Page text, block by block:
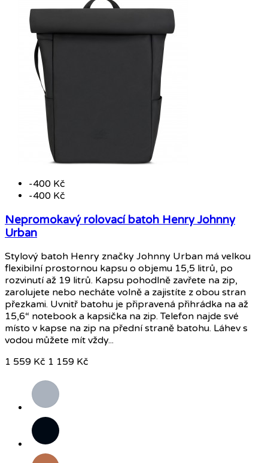
-400 Kč
-400 Kč
Nepromokavý rolovací batoh Henry Johnny
Urban
Stylový batoh Henry značky Johnny Urban má velkou
flexibilní prostornou kapsu o objemu 15,5 litrů, po
rozvinutí až 19 litrů. Kapsu pohodlně zavřete na zip,
zarolujete nebo necháte volně a zajistíte z obou stran
přezkami. Uvnitř batohu je připravená přihrádka na až
15,6“ notebook a kapsička na zip. Telefon najde své
místo v kapse na zip na přední straně batohu. Láhev s
vodou můžete mít vždy...
1 559 Kč 1 159 Kč
Šedá
Černá
Karamelová